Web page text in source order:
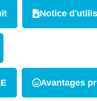
Notice
Avantages